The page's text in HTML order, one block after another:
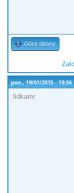
Góra strony
pon., 19/01/2015 - 19:36
lidkamr